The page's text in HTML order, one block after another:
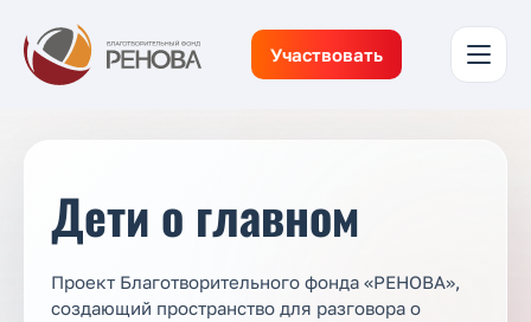
Участвовать
Дети о главном
Проект Благотворительного фонда «РЕНОВА»,
создающий пространство для разговора о